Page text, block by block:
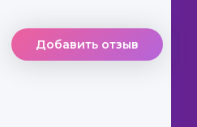
Добавить отзыв